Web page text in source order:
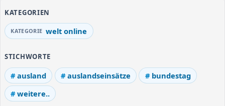
KATEGORIEN
welt online
STICHWORTE
ausland auslandseinsätze
bundestag
weitere..